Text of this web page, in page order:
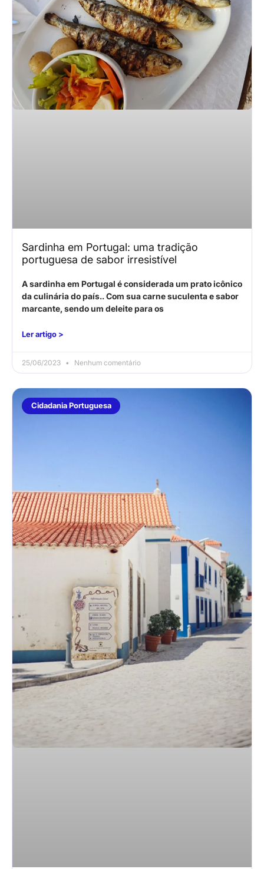
Sardinha em Portugal: uma tradição
portuguesa de sabor irresistível
A sardinha em Portugal é considerada um prato icônico
da culinária do país.. Com sua carne suculenta e sabor
marcante, sendo um deleite para os
Ler artigo >
25/06/2023 Nenhum comentário
Cidadania Portuguesa